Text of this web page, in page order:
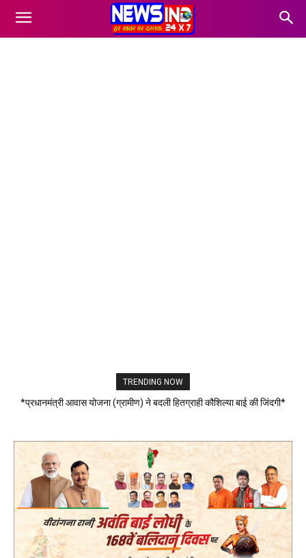
TRENDING NOW
*प्रधानमंत्री आवास योजना (ग्रामीण) ने बदली हितग्राही कौशिल्या बाई की जिंदगी*